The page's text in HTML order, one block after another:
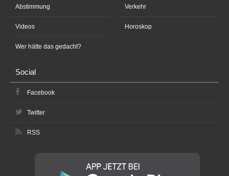
Abstimmung
Videos
Wer hätte das gedacht?
Verkehr
Horoskop
Social
Facebook
Twitter
RSS